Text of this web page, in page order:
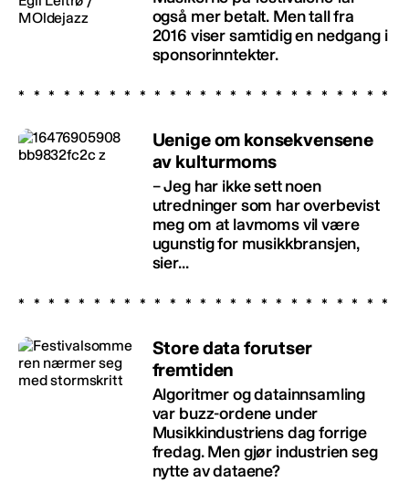
også mer betalt. Men tall fra
2016 viser samtidig en nedgang i
sponsorinntekter.
Uenige om konsekvensene
av kulturmoms
– Jeg har ikke sett noen
utredninger som har overbevist
meg om at lavmoms vil være
ugunstig for musikkbransjen,
sier...
Store data forutser
fremtiden
Algoritmer og datainnsamling
var buzz-ordene under
Musikkindustriens dag forrige
fredag. Men gjør industrien seg
nytte av dataene?